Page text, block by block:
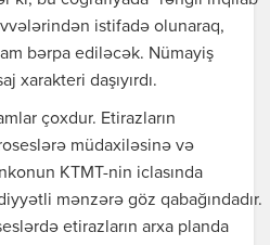
istifadə olunaraq,
bərpa ediləcək. Nümayiş
xarakteri daşıyırdı.
çoxdur. Etirazların
müdaxiləsinə və
KTMT-nin iclasında
mənzərə göz qabağındadır.
etirazların arxa planda